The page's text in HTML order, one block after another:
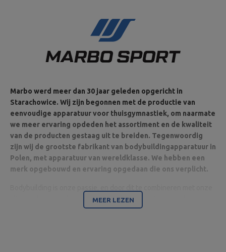
Marbo werd meer dan 30 jaar geleden opgericht in
Starachowice. Wij zijn begonnen met de productie van
eenvoudige apparatuur voor thuisgymnastiek, om naarmate
we meer ervaring opdeden het assortiment en de kwaliteit
van de producten gestaag uit te breiden. Tegenwoordig
zijn wij de grootste fabrikant van bodybuildingapparatuur in
Polen, met apparatuur van wereldklasse. We hebben een
merk opgebouwd en ervaring opgedaan die ons verplicht.
ultramoderne machines zijn wij in staat apparatuur van de
hoogste kwaliteit te leveren, gemaakt met aandacht voor detail
MEER LEZEN